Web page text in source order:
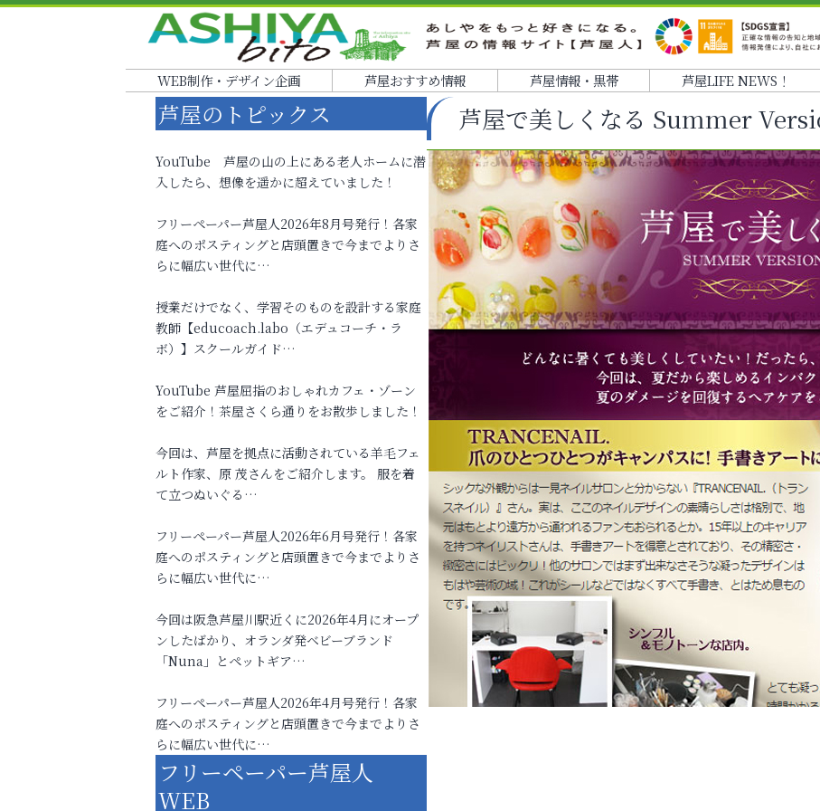
WEB制作・デザイン企画 芦屋おすすめ情報 芦屋情報・黒帯 芦屋LIFE NEWS！
芦屋で美しくなる Summer
芦屋のトピックス
YouTube 芦屋の山の上にある老人ホームに潜
入したら、想像を遥かに超えていました！
フリーペーパー芦屋人2026年8月号発行！各家
庭へのポスティングと店頭置きで今までよりさ
らに幅広い世代に…
授業だけでなく、学習そのものを設計する家庭
教師【educoach.labo（エデュコーチ・ラ
ボ）】スクールガイド…
YouTube 芦屋屈指のおしゃれカフェ・ゾーン
をご紹介！茶屋さくら通りをお散歩しました！
今回は、芦屋を拠点に活動されている羊毛フェ
ルト作家、原 茂さんをご紹介します。 服を着
て立つぬいぐる…
フリーペーパー芦屋人2026年6月号発行！各家
庭へのポスティングと店頭置きで今までよりさ
らに幅広い世代に…
今回は阪急芦屋川駅近くに2026年4月にオープ
ンしたばかり、オランダ発ベビーブランド
「Nuna」とペットギア…
フリーペーパー芦屋人2026年4月号発行！各家
庭へのポスティングと店頭置きで今までよりさ
らに幅広い世代に…
フリーペーパー芦屋人
WEB